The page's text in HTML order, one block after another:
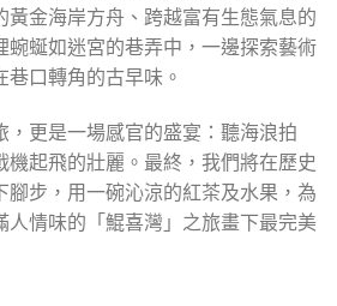
黃金海岸方舟、跨越富有生態氣息的
蜿蜒如迷宮的巷弄中，一邊探索藝術
口轉角的古早味。
，更是一場感官的盛宴：聽海浪拍
機起飛的壯麗。最終，我們將在歷史
腳步，用一碗沁涼的紅茶及水果，為
人情味的「鯤喜灣」之旅畫下最完美